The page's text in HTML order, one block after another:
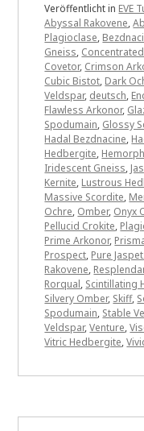
Veröffentlicht in EVE
Abyssal Rakovene,
Plagioclase,
Gneiss,
Covetor, Crimson
Cubic Bistot, Dark
Veldspar, deutsch,
Flawless Arkonor,
Spodumain, Glossy
Hadal Bezdnacine,
Hedbergite,
Iridescent Gneiss,
Kernite, Lustrous
Massive Scordite,
Ochre, Omber, Onyx
Pellucid Crokite,
Prime Arkonor,
Prospect, Pure Jaspet
Rakovene,
Rorqual, Scintillating
Silvery Omber, Skiff,
Spodumain, Stable
Veldspar,Venture,
Vitric Hedbergite,